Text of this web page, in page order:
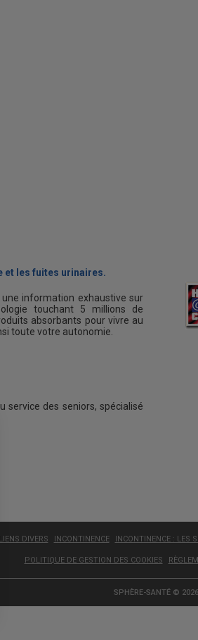
et les fuites urinaires.
information exhaustive sur
touchant 5 millions de
absorbants pour vivre au
toute votre autonomie.
service des seniors, spécialisé
LIENS DIVERS INCONTINENCE INCONTINENCE : LES
POLITIQUE DE GESTION DES COOKIES
SPHÈRE-SANTÉ © 2026